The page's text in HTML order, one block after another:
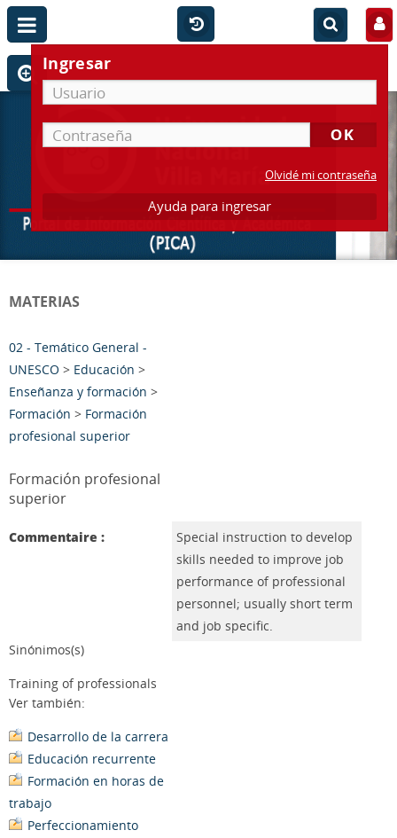
Ingresar
Olvidé mi contraseña
Ayuda para ingresar
MATERIAS
02 - Temático General -
UNESCO > Educación >
Enseñanza y formación >
Formación > Formación
profesional superior
Formación profesional
superior
Commentaire :
Special instruction to develop
skills needed to improve job
performance of professional
personnel; usually short term
and job specific.
Sinónimos(s)
Training of professionals
Ver también:
Desarrollo de la carrera
Educación recurrente
Formación en horas de
trabajo
Perfeccionamiento